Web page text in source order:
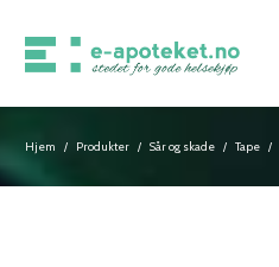
Hjem / Produkter / Sår og skade / Tape /